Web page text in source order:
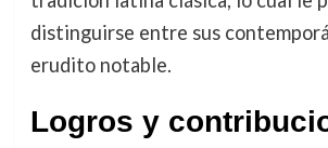
distinguirse entre sus
erudito notable.
Logros y